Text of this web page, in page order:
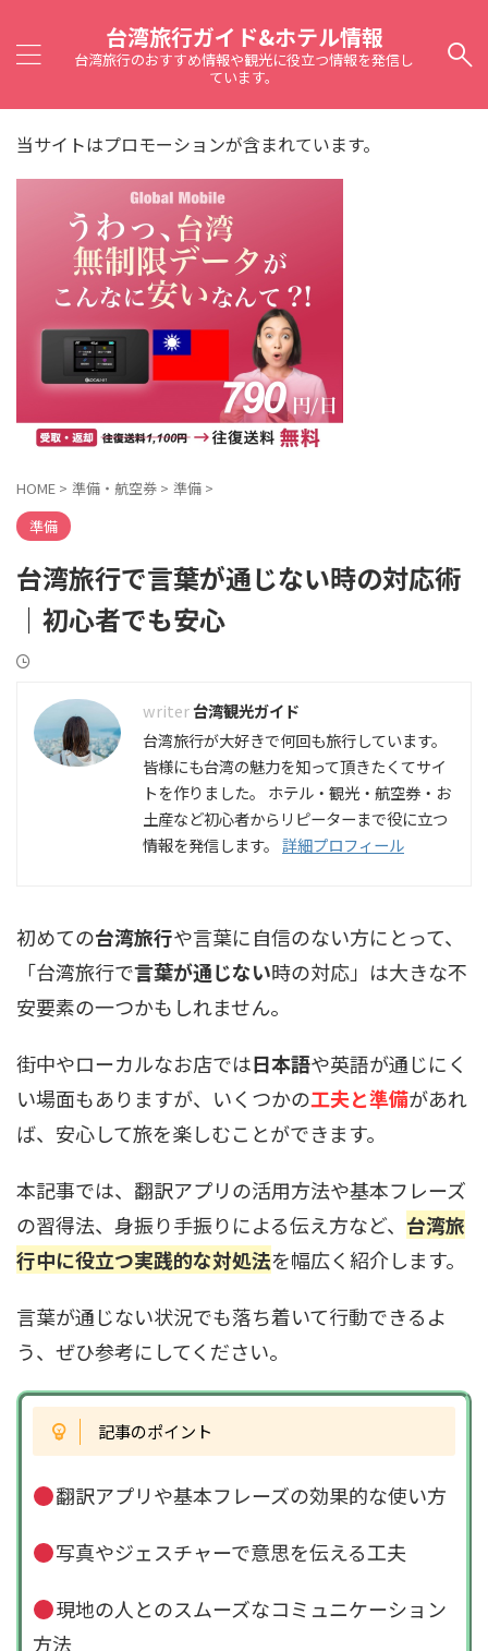
台湾旅行ガイド&ホテル情報
台湾旅行のおすすめ情報や観光に役立つ情報を発信し
ています。
当サイトはプロモーションが含まれています。
HOME > 準備・航空券 > 準備 >
準備
台湾旅行で言葉が通じない時の対応術
｜初心者でも安心
台湾観光ガイド
台湾旅行が大好きで何回も旅行しています。
皆様にも台湾の魅力を知って頂きたくてサイ
トを作りました。 ホテル・観光・航空券・お
土産など初心者からリピーターまで役に立つ
情報を発信します。 詳細プロフィール
初めての台湾旅行や言葉に自信のない方にとって、
「台湾旅行で言葉が通じない時の対応」は大きな不
安要素の一つかもしれません。
街中やローカルなお店では日本語や英語が通じにく
い場面もありますが、いくつかの工夫と準備があれ
ば、安心して旅を楽しむことができます。
本記事では、翻訳アプリの活用方法や基本フレーズ
の習得法、身振り手振りによる伝え方など、 台湾旅
行中に役立つ実践的な対処法を幅広く紹介します。
言葉が通じない状況でも落ち着いて行動できるよ
う、ぜひ参考にしてください。
記事のポイント
翻訳アプリや基本フレーズの効果的な使い方
写真やジェスチャーで意思を伝える工夫
現地の人とのスムーズなコミュニケーション
方法